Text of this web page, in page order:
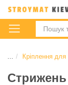
Кріплення для
Стрижень